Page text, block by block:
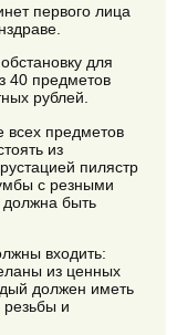
первого лица
для
40 предметов
рублей.
всех предметов
из
пилястр
с резными
быть
входить:
из ценных
должен иметь
резьбы и